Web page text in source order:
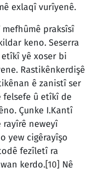
exlaqî vurîyenê.
praksîsî
keno. Seserra
yê xoser bi
Rastikênkerdişê
ê zanistî ser
felsefe û etîkî de
Çunke I.Kantî
rayîrê neweyî
yew cigêrayîşo
fezîletî ra
kerdo.[10] Nê